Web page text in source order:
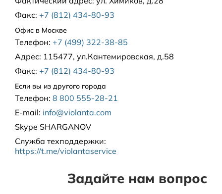
Факс: +7 (812) 434-80-93
Офис в Москве
Телефон: +7 (499) 322-38-85
Адрес: 115477, ул.Кантемировская, д.58
Факс: +7 (812) 434-80-93
Если вы из другого города
Телефон: 8 800 555-28-21
E-mail: info@violanta.com
Skype SHARGANOV
Служба техподдержки:
https://t.me/violantaservice
Задайте нам вопрос